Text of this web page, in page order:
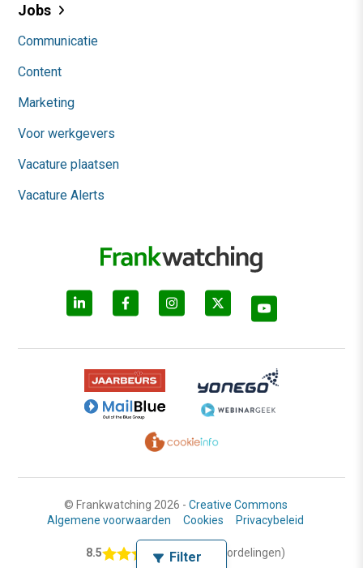
Filter
Jobs
Communicatie
Content
Marketing
Voor werkgevers
Vacature plaatsen
Vacature Alerts
© Frankwatching 2026 - Creative Commons
Algemene voorwaarden
Cookies Privacybeleid
8.5 (2435 beoordelingen)